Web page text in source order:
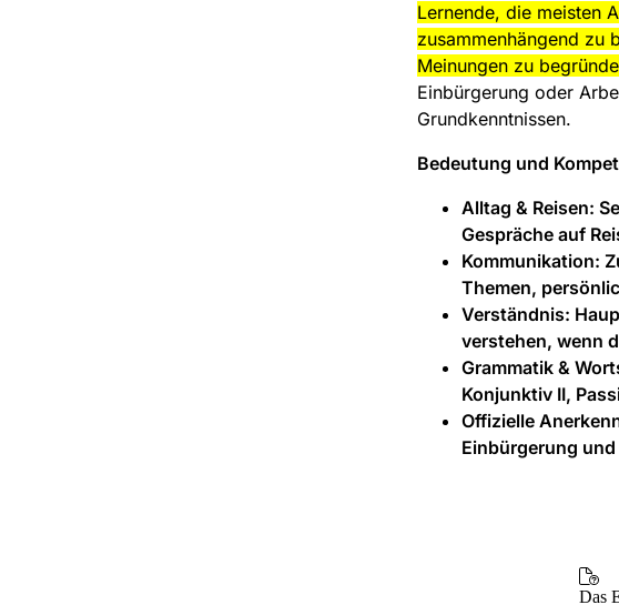
Lernende, die meisten
zusammenhängend zu
Meinungen zu
Einbürgerung oder
Grundkenntnissen.
Bedeutung und
Alltag & Reisen:
Gespräche auf
Kommunikation:
Themen,
Verständnis:
verstehen, wenn
Grammatik &
Konjunktiv II,
Offizielle
Einbürgerung